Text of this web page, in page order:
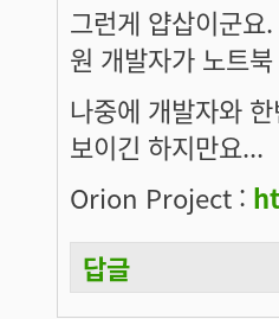
그런게 얍삽이군
원 개발자가 노트
나중에 개발자와
보이긴 하지만요...
Orion Project :
답글